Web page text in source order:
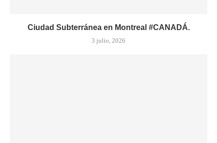
Ciudad Subterránea en Montreal #CANADÁ.
3 julio, 2026